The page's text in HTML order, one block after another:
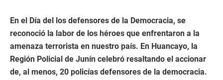
En el Día del los defensores de la Democracia, se
reconoció la labor de los héroes que enfrentaron a la
amenaza terrorista en nuestro país. En Huancayo, la
Región Policial de Junín celebró resaltando el accionar
de, al menos, 20 policías defensores de la democracia.